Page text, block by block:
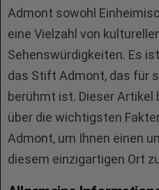
Admont sowohl
eine Vielzahl von
Sehenswürdigkeiten. Es
das Stift Admont, das für
berühmt ist. Dieser Artikel
über die wichtigsten
Admont, um Ihnen einen
diesem einzigartigen Ort